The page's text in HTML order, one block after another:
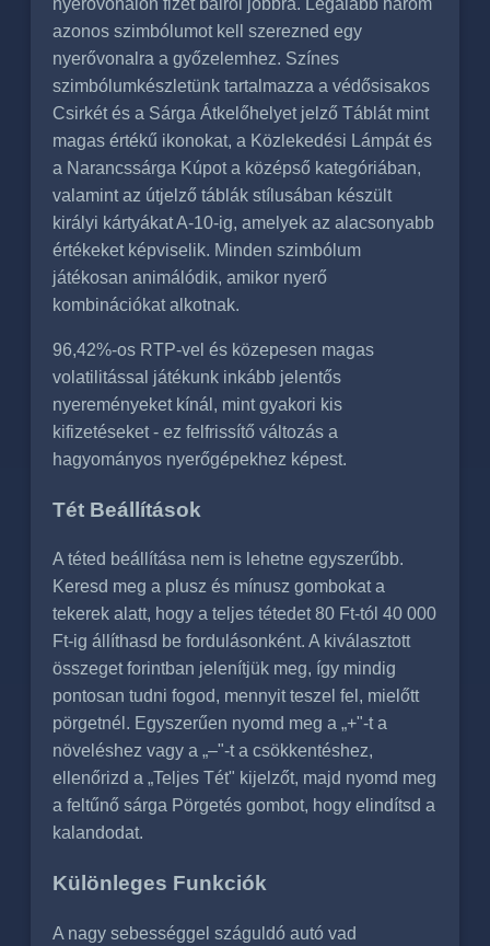
azonos szimbólumot kell szerezned egy
nyerővonalra a győzelemhez. Színes
szimbólumkészletünk tartalmazza a védősisakos
Csirkét és a Sárga Átkelőhelyet jelző Táblát mint
magas értékű ikonokat, a Közlekedési Lámpát és
a Narancssárga Kúpot a középső kategóriában,
valamint az útjelző táblák stílusában készült
királyi kártyákat A-10-ig, amelyek az alacsonyabb
értékeket képviselik. Minden szimbólum
játékosan animálódik, amikor nyerő
kombinációkat alkotnak.
96,42%-os RTP-vel és közepesen magas
volatilitással játékunk inkább jelentős
nyereményeket kínál, mint gyakori kis
kifizetéseket - ez felfrissítő változás a
hagyományos nyerőgépekhez képest.
Tét Beállítások
A téted beállítása nem is lehetne egyszerűbb.
Keresd meg a plusz és mínusz gombokat a
tekerek alatt, hogy a teljes tétedet 80 Ft-tól 40 000
Ft-ig állíthasd be fordulásonként. A kiválasztott
összeget forintban jelenítjük meg, így mindig
pontosan tudni fogod, mennyit teszel fel, mielőtt
pörgetnél. Egyszerűen nyomd meg a „+"-t a
növeléshez vagy a „–"-t a csökkentéshez,
ellenőrizd a „Teljes Tét" kijelzőt, majd nyomd meg
a feltűnő sárga Pörgetés gombot, hogy elindítsd a
kalandodat.
Különleges Funkciók
A nagy sebességgel száguldó autó vad